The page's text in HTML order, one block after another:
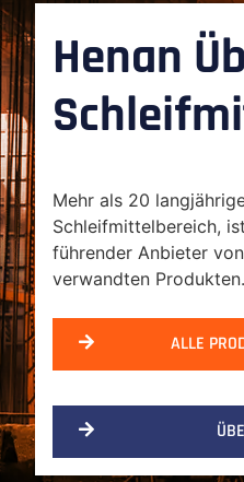
Henan
Mehr als 20
Schleifmittelbereich,
führender Anbieter
verwandten Produkten.
ALLE